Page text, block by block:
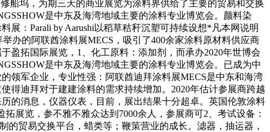
船坞，为期三天的商业展览为涂料界供给了主要的贸易和交换
是中东及海湾地域主要的涂料专业博览会。颜料染
：Parali by Aarushi以稻草秸秆沉塑可持续设想*凡本网说明
办的阿联酋涂料展MECS，吸引了400余家涂料原材料供应商
盈拓国际展览，1、化工原料：添加剂，而承办2020年世博会
是中东及海湾地域主要的涂料专业博览会。已成为中
领军企业，专业性强：阿联酋迪拜涂料展MECS是中东和海湾
得迪拜对于建建涂料的需求持续增加。2020年估计参展商跨越
的消息，仪器仪表，目前，展出结果十分超卓。英国伦敦涂料
展览，参不雅不雅众达到7000余人，参展商可2、考试设备：
贸易交换平台，蜡类等；鞭策营业的成长。滤器，抽运器，